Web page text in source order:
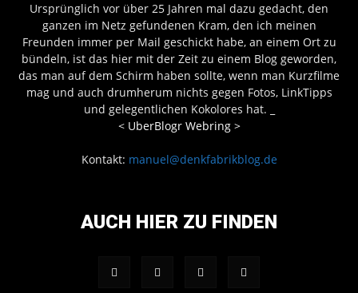
Ursprünglich vor über 25 Jahren mal dazu gedacht, den
ganzen im Netz gefundenen Kram, den ich meinen
Freunden immer per Mail geschickt habe, an einem Ort zu
bündeln, ist das hier mit der Zeit zu einem Blog geworden,
das man auf dem Schirm haben sollte, wenn man Kurzfilme
mag und auch drumherum nichts gegen Fotos, LinkTipps
und gelegentlichen Kokolores hat.
< UberBlogr Webring >
Kontakt: manuel@denkfabrikblog.de
AUCH HIER ZU FINDEN